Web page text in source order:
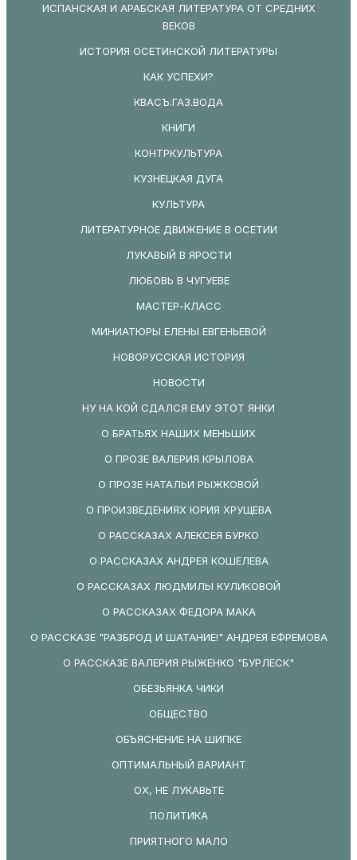
ИСПАНСКАЯ И АРАБСКАЯ ЛИТЕРАТУРА ОТ СРЕДНИХ
ВЕКОВ
ИСТОРИЯ ОСЕТИНСКОЙ ЛИТЕРАТУРЫ
КАК УСПЕХИ?
КВАСЪ.ГАЗ.ВОДА
КНИГИ
КОНТРКУЛЬТУРА
КУЗНЕЦКАЯ ДУГА
КУЛЬТУРА
ЛИТЕРАТУРНОЕ ДВИЖЕНИЕ В ОСЕТИИ
ЛУКАВЫЙ В ЯРОСТИ
ЛЮБОВЬ В ЧУГУЕВЕ
МАСТЕР-КЛАСС
МИНИАТЮРЫ ЕЛЕНЫ ЕВГЕНЬЕВОЙ
НОВОРУССКАЯ ИСТОРИЯ
НОВОСТИ
НУ НА КОЙ СДАЛСЯ ЕМУ ЭТОТ ЯНКИ
О БРАТЬЯХ НАШИХ МЕНЬШИХ
О ПРОЗЕ ВАЛЕРИЯ КРЫЛОВА
О ПРОЗЕ НАТАЛЬИ РЫЖКОВОЙ
О ПРОИЗВЕДЕНИЯХ ЮРИЯ ХРУЩЕВА
О РАССКАЗАХ АЛЕКСЕЯ БУРКО
О РАССКАЗАХ АНДРЕЯ КОШЕЛЕВА
О РАССКАЗАХ ЛЮДМИЛЫ КУЛИКОВОЙ
О РАССКАЗАХ ФЕДОРА МАКА
О РАССКАЗЕ "РАЗБРОД И ШАТАНИЕ!" АНДРЕЯ ЕФРЕМОВА
О РАССКАЗЕ ВАЛЕРИЯ РЫЖЕНКО "БУРЛЕСК"
ОБЕЗЬЯНКА ЧИКИ
ОБЩЕСТВО
ОБЪЯСНЕНИЕ НА ШИПКЕ
ОПТИМАЛЬНЫЙ ВАРИАНТ
ОХ, НЕ ЛУКАВЬТЕ
ПОЛИТИКА
ПРИЯТНОГО МАЛО